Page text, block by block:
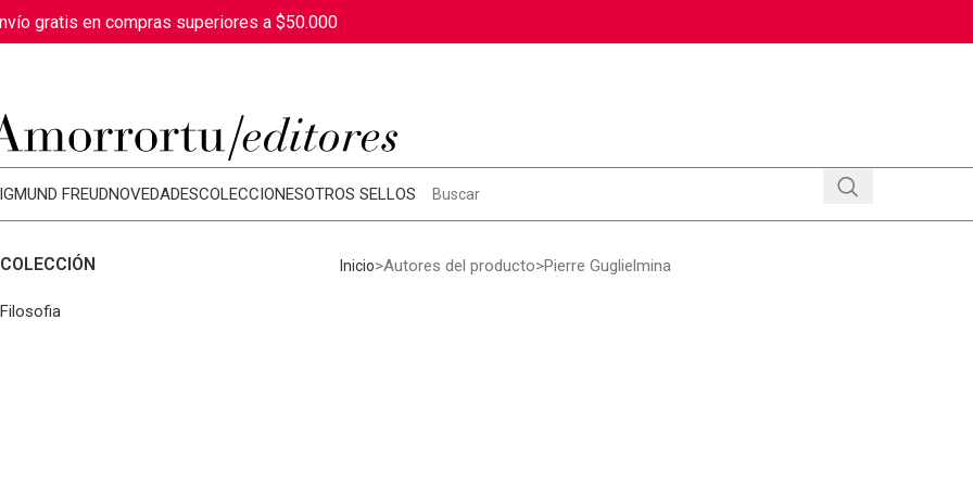
gratis en compras superiores a $50.000
FREUDNOVEDADESCOLECCIONESOTROS SELLOS
COLECCIÓN
Filosofia
Inicio Autores del producto Pierre Guglielmina